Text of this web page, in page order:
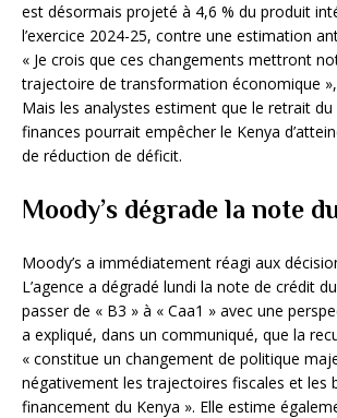
est désormais projeté à 4,6 % du produit
l’exercice 2024-25, contre une estimation
« Je crois que ces changements mettront
trajectoire de transformation économique
Mais les analystes estiment que le retrait
finances pourrait empêcher le Kenya
de réduction de déficit.
Moody’s dégrade la note
Moody’s a immédiatement réagi aux
L’agence a dégradé lundi la note de crédit
passer de « B3 » à « Caa1 » avec une
a expliqué, dans un communiqué, que la
« constitue un changement de politique
négativement les trajectoires fiscales et les
financement du Kenya ». Elle estime